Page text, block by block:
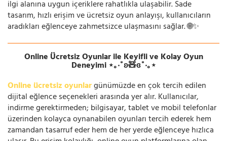
ilgi alanına uygun içeriklere rahatlıkla ulaşabilir. Sade
tasarım, hızlı erişim ve ücretsiz oyun anlayışı, kullanıcıların
aradıkları eğlenceye zahmetsizce ulaşmasını sağlar. 🌐✨
Online Ücretsiz Oyunlar ile Keyifli ve Kolay Oyun
Deneyimi ⋆｡‧˚ʚ🧸ɞ˚‧｡⋆
Online ücretsiz oyunlargünümüzde en çok tercih edilen
dijital eğlence seçenekleri arasında yer alır. Kullanıcılar,
indirme gerektirmeden; bilgisayar, tablet ve mobil telefonlar
üzerinden kolayca oynanabilen oyunları tercih ederek hem
zamandan tasarruf eder hem de her yerde eğlenceye hızlıca